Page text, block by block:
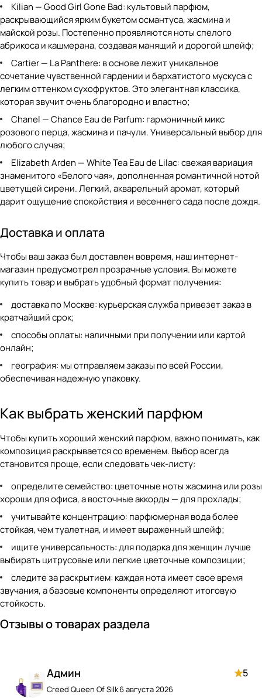
Kilian — Good Girl Gone Bad: культовый парфюм,
раскрывающийся ярким букетом османтуса, жасмина и
майской розы. Постепенно проявляются ноты спелого
абрикоса и кашмерана, создавая манящий и дорогой шлейф;
Cartier — La Panthere: в основе лежит уникальное
сочетание чувственной гардении и бархатистого мускуса с
легким оттенком сухофруктов. Это элегантная классика,
которая звучит очень благородно и властно;
Chanel — Chance Eau de Parfum: гармоничный микс
розового перца, жасмина и пачули. Универсальный выбор для
любого случая;
Elizabeth Arden — White Tea Eau de Lilac: свежая вариация
знаменитого «Белого чая», дополненная романтичной нотой
цветущей сирени. Легкий, акварельный аромат, который
дарит ощущение спокойствия и весеннего сада после дождя.
Доставка и оплата
Чтобы ваш заказ был доставлен вовремя, наш интернет-
магазин предусмотрел прозрачные условия. Вы можете
купить товар и выбрать удобный формат получения:
доставка по Москве: курьерская служба привезет заказ в
кратчайший срок;
способы оплаты: наличными при получении или картой
онлайн;
география: мы отправляем заказы по всей России,
обеспечивая надежную упаковку.
Как выбрать женский парфюм
Чтобы купить хороший женский парфюм, важно понимать, как
композиция раскрывается со временем. Выбор всегда
становится проще, если следовать чек-листу:
определите семейство: цветочные ноты жасмина или розы
хороши для офиса, а восточные аккорды — для прохлады;
учитывайте концентрацию: парфюмерная вода более
стойкая, чем туалетная, и имеет выраженный шлейф;
ищите универсальность: для подарка для женщин лучше
выбирать цитрусовые или легкие цветочные композиции;
следите за раскрытием: каждая нота имеет свое время
звучания, а базовые компоненты определяют итоговую
стойкость.
Отзывы о товарах раздела
Админ 5
Creed Queen Of Silk6 августа 2026